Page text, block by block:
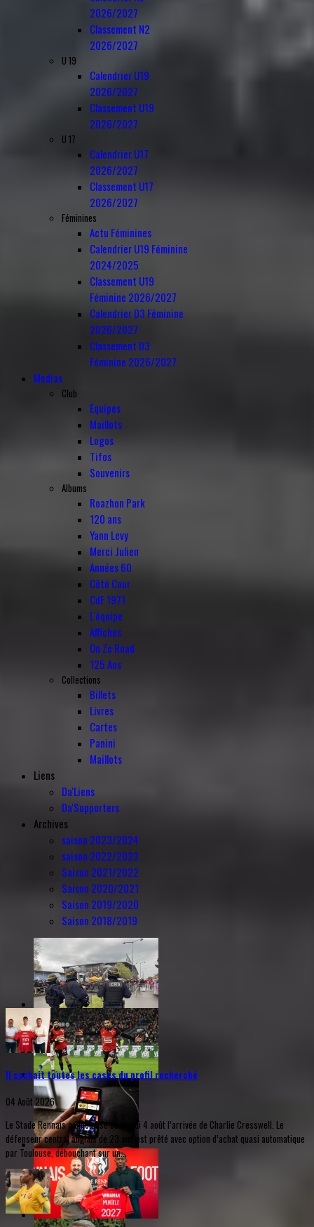
2026/2027
Classement N2
2026/2027
U 19
Calendrier U19
2026/2027
Classement U19
2026/2027
U 17
Calendrier U17
2026/2027
Classement U17
2026/2027
Féminines
Actu Féminines
Calendrier U19 Féminine
2024/2025
Classement U19
Féminine 2026/2027
Calendrier D3 Féminine
2026/2027
Classement D3
Féminine 2026/2027
Medias
Club
Equipes
Maillots
Logos
Tifos
Souvenirs
Albums
Roazhon Park
120 ans
Yann Levy
Merci Julien
Années 60
Côté Cour
CdF 1971
L'équipe
Affiches
On Ze Road
125 Ans
Collections
Billets
Livres
Cartes
Panini
Maillots
Liens
Da'Liens
Da'Supporters
Archives
saison 2023/2024
saison 2022/2023
Saison 2021/2022
Saison 2020/2021
Saison 2019/2020
Saison 2018/2019
Il cochait toutes les cases du profil recherché
04 Août 2026
Le Stade Rennais a officialisé ce mardi 4 août l’arrivée de Charlie Cresswell. Le
défenseur central anglais de 23 ans est prêté avec option d’achat quasi automatique
par Toulouse, débouchant sur un...